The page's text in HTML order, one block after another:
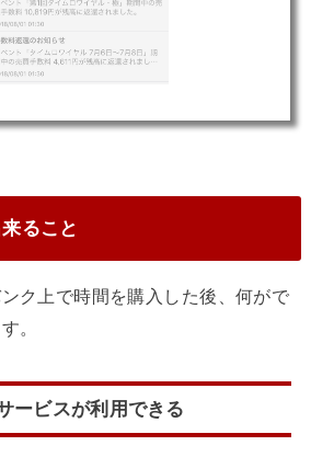
ること
ク上で時間を購入した後、何がで
。
ービスが利用できる